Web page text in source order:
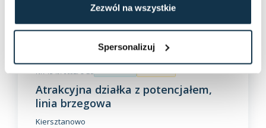
Zezwól na wszystkie
Spersonalizuj
Atrakcyjna działka z potencjałem,
linia brzegowa
Kiersztanowo